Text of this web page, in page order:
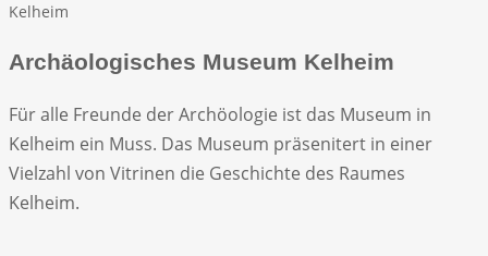
Kelheim
Archäologisches Museum Kelheim
Für alle Freunde der Archöologie ist das Museum in
Kelheim ein Muss. Das Museum präsenitert in einer
Vielzahl von Vitrinen die Geschichte des Raumes
Kelheim.